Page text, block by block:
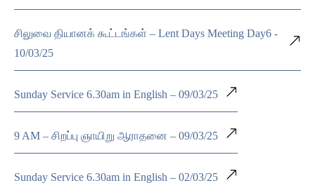
சிலுவை தியானக் கூட்டங்கள் – Lent Days Meeting Day6 -
10/03/25
Sunday Service 6.30am in English – 09/03/25
9 AM – சிறப்பு ஞாயிறு ஆராதனை – 09/03/25
Sunday Service 6.30am in English – 02/03/25